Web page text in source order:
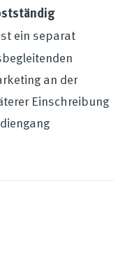
ein separat
an der
Einschreibung